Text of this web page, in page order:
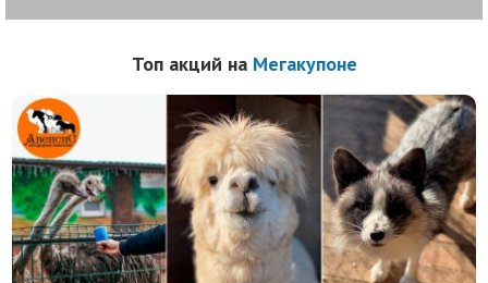
Топ акций на Мегакупоне